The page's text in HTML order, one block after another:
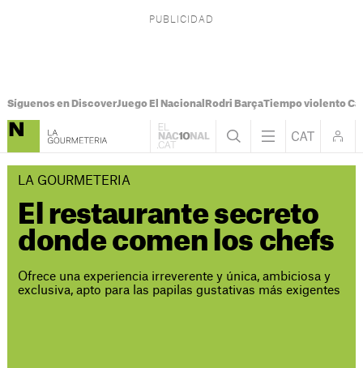
Síguenos en DiscoverJuego El Nacional Rodri BarçaTiempo violento
LA GOURMETERIA
El restaurante secreto
donde comen los chefs
Ofrece una experiencia irreverente y única, ambiciosa y
exclusiva, apto para las papilas gustativas más exigentes